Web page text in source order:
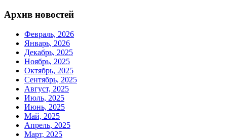
Архив новостей
Февраль, 2026
Январь, 2026
Декабрь, 2025
Ноябрь, 2025
Октябрь, 2025
Сентябрь, 2025
Август, 2025
Июль, 2025
Июнь, 2025
Май, 2025
Апрель, 2025
Март, 2025